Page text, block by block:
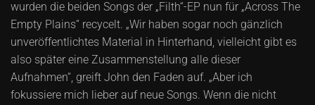
wurden die beiden Songs der „Filth“-EP nun für „Across The
Empty Plains“ recycelt. „Wir haben sogar noch gänzlich
unveröffentlichtes Material in Hinterhand, vielleicht gibt es
also später eine Zusammenstellung alle dieser
Aufnahmen“, greift John den Faden auf. „Aber ich
fokussiere mich lieber auf neue Songs. Wenn die nicht